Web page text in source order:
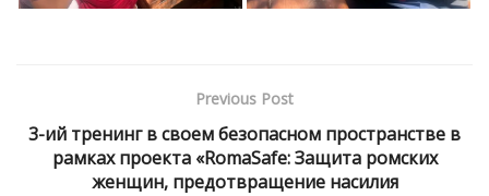
Previous Post
3-ий тренинг в своем безопасном пространстве в
рамках проекта «RomaSafe: Защита ромских
женщин, предотвращение насилия